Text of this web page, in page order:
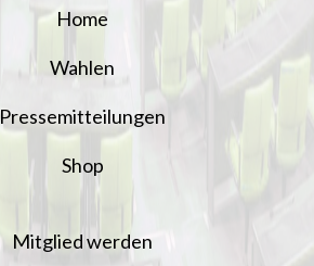
Home
Wahlen
Pressemitteilungen
Shop
Mitglied werden